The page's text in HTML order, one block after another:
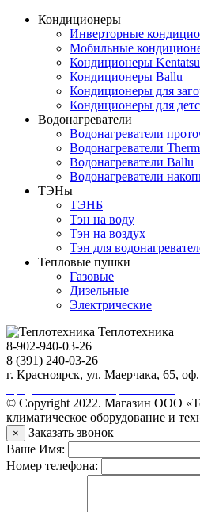
Кондиционеры
Инверторные
Мобильные
Кондиционеры Kentatsu
Кондиционеры Ballu
Кондиционеры для
Кондиционеры для
Водонагреватели
Водонагреватели
Водонагреватели
Водонагреватели Ballu
Водонагреватели
ТЭНы
ТЭНБ
Тэн на воду
Тэн на воздух
Тэн для
Тепловые пушки
Газовые
Дизельные
Электрические
Теплотехника
8-902-940-03-26
8 (391) 240-03-26
г. Красноярск, ул. Маерчака, 65,
© Copyright 2022. Магазин ООО
климатическое оборудование и
×
Заказать звонок
Ваше Имя:
Номер телефона: